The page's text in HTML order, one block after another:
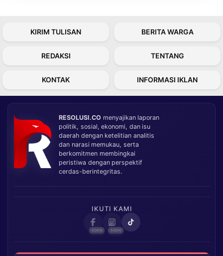
KIRIM TULISAN BERITA WARGA
REDAKSI TENTANG
KONTAK INFORMASI IKLAN
RESOLUSI.CO menyajikan laporan
politik, sosial, ekonomi, dan isu
daerah dengan ketelitian analitis
dan narasi memukau, serta
berkomitmen membingkai
peristiwa dengan perspektif
cerdas-berintegritas.
IKUTI KAMI